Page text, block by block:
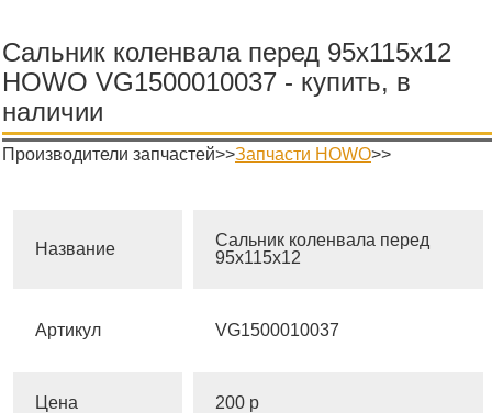
Сальник коленвала перед 95х115х12
HOWO VG1500010037 - купить, в
наличии
Производители запчастей>>Запчасти HOWO>>
Название
Сальник коленвала перед
95х115х12
Артикул VG1500010037
Цена 200 р